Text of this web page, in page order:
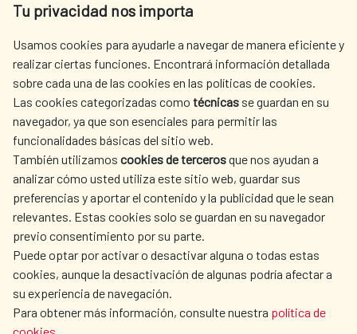
Tu privacidad nos importa
Usamos cookies para ayudarle a navegar de manera eficiente y
realizar ciertas funciones. Encontrará información detallada
sobre cada una de las cookies en las políticas de cookies.
Las cookies categorizadas como técnicas se guardan en su
navegador, ya que son esenciales para permitir las
funcionalidades básicas del sitio web.
También utilizamos cookies de tercerosque nos ayudan a
analizar cómo usted utiliza este sitio web, guardar sus
preferencias y aportar el contenido y la publicidad que le sean
relevantes. Estas cookies solo se guardan en su navegador
previo consentimiento por su parte.
Puede optar por activar o desactivar alguna o todas estas
cookies, aunque la desactivación de algunas podría afectar a
su experiencia de navegación.
Para obtener más información, consulte nuestra política de
Tel. +34 900 20 30 54​​​​​​​
AECID
WHERE DO WE COOPERATE?
SPANISH HUMANITARIAN
ACTION
PRESS ROOM
CULTURE AND SCIENCE LIBRARY
OUR SOCIAL MEDIA